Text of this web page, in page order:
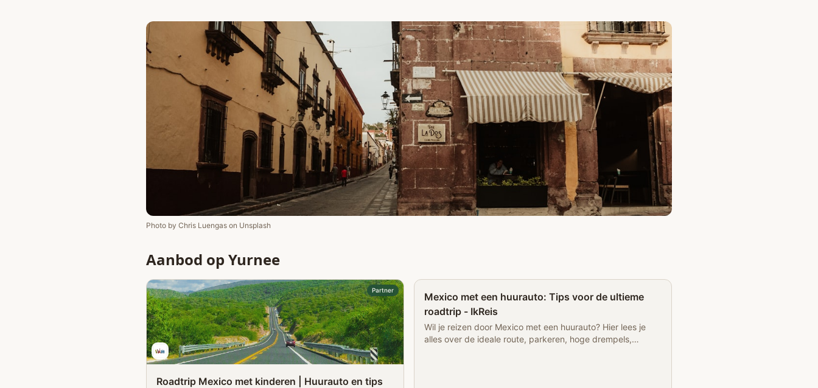
Photo by Chris Luengas on Unsplash
Aanbod op Yurnee
Partner
Roadtrip Mexico met kinderen | Huurauto en tips
Mexico met een huurauto: Tips voor de ultieme
roadtrip - IkReis
Wil je reizen door Mexico met een huurauto? Hier lees je
alles over de ideale route, parkeren, hoge drempels,